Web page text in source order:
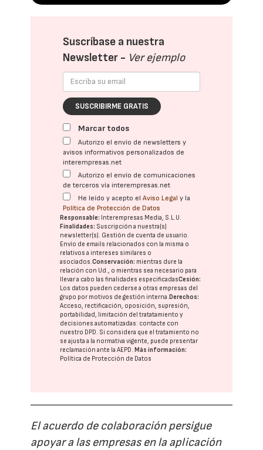
Suscríbase a nuestra
Newsletter - Ver ejemplo
SUSCRIBIRME GRATIS
Marcar todos
Autorizo el envío de newsletters y
avisos informativos personalizados de
interempresas.net
Autorizo el envío de comunicaciones
de terceros vía interempresas.net
He leído y acepto elAviso Legal y la
Política de Protección de Datos
Responsable: Interempresas Media, S.L.U.
Finalidades: Suscripción a nuestra(s)
newsletter(s). Gestión de cuenta de usuario.
Envío de emails relacionados con la misma o
relativos a intereses similares o
asociados.Conservación: mientras dure la
relación con Ud., o mientras sea necesario para
llevar a cabo las finalidades especificadasCesión:
Los datos pueden cederse a otras empresas del
grupo por motivos de gestión interna.Derechos:
Acceso, rectificación, oposición, supresión,
portabilidad, limitación del tratatamiento y
decisiones automatizadas: contacte con
nuestro DPD. Si considera que el tratamiento no
se ajusta a la normativa vigente, puede presentar
reclamación ante laAEPD.Más información:
Política de Protección de Datos
El acuerdo de colaboración persigue
apoyar a las empresas en la aplicación